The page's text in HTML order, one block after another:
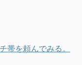
帯を頼んでみる。